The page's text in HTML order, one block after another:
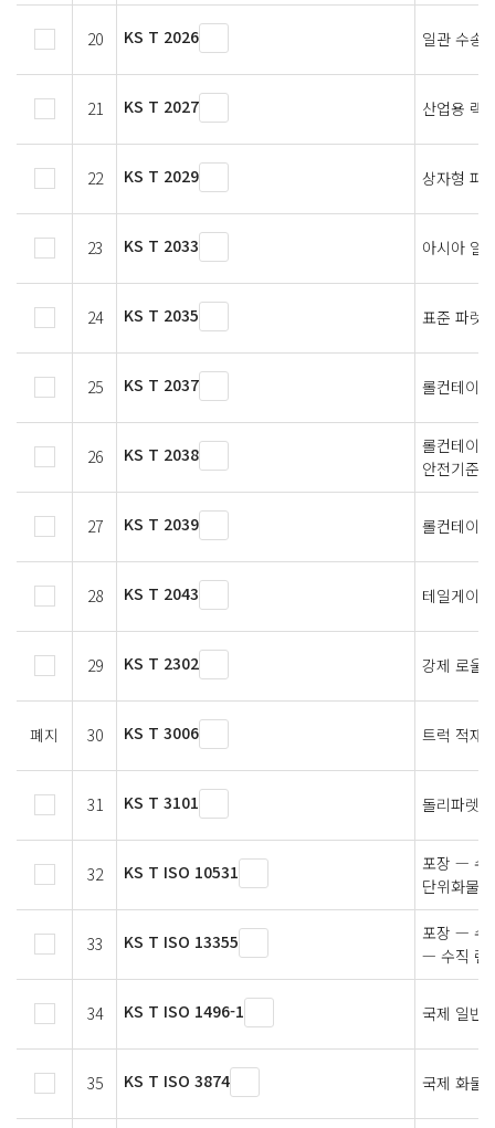
20 KS T 2026 일관 수송
21 KS T 2027 산업용 랙
22 KS T 2029 상자형 파
23 KS T 2033 아시아 일
24 KS T 2035 표준 파렛
25 KS T 2037 롤컨테이
26 KS T 2038
롤컨테이
안전기준
27 KS T 2039 롤컨테이
28 KS T 2043 테일게이
29 KS T 2302 강제 로울
폐지 30 KS T 3006 트럭 적재
31 KS T 3101 돌리파렛트
32 KS T ISO 10531
포장 — 수
단위화물
33 KS T ISO 13355
포장 — 수
— 수직 랜
34 KS T ISO 1496-1 국제 일반
35 KS T ISO 3874 국제 화물